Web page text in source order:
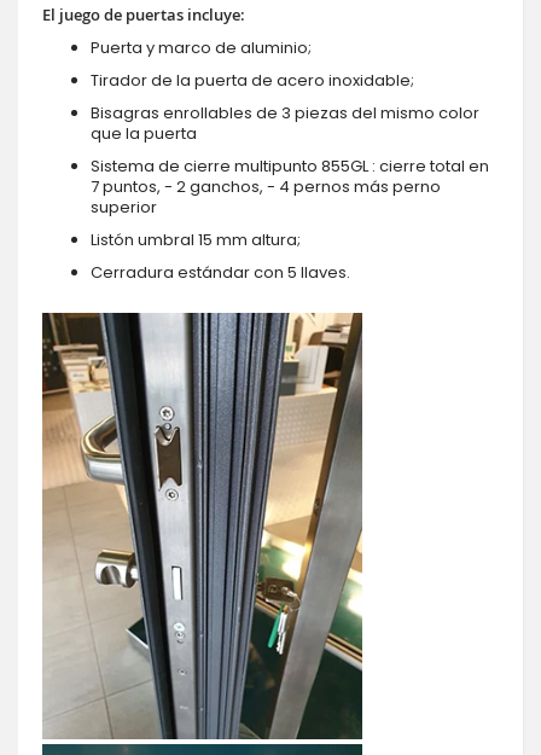
El juego de puertas incluye:
Puerta y marco de aluminio;
Tirador de la puerta de acero inoxidable;
Bisagras enrollables de 3 piezas del mismo color
que la puerta
Sistema de cierre multipunto 855GL : cierre total en
7 puntos, - 2 ganchos, - 4 pernos más perno
superior
Listón umbral 15 mm altura;
Cerradura estándar con 5 llaves.